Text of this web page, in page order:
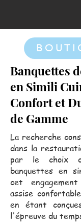
Banquettes
en Simili
Confort et
de Gamme
La recherche
dans la
par le choix
banquettes en
cet
assise
en étant
l'épreuve du